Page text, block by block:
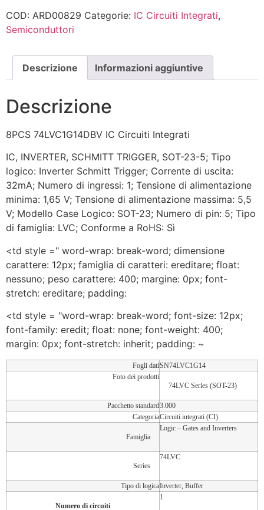
COD: ARD00829 Categorie: IC Circuiti Integrati,
Semiconduttori
Descrizione Informazioni aggiuntive
Descrizione
8PCS 74LVC1G14DBV IC Circuiti Integrati
IC, INVERTER, SCHMITT TRIGGER, SOT-23-5; Tipo
logico: Inverter Schmitt Trigger; Corrente di uscita:
32mA; Numero di ingressi: 1; Tensione di alimentazione
minima: 1,65 V; Tensione di alimentazione massima: 5,5
V; Modello Case Logico: SOT-23; Numero di pin: 5; Tipo
di famiglia: LVC; Conforme a RoHS: Sì
<td style =" word-wrap: break-word; dimensione
carattere: 12px; famiglia di caratteri: ereditare; float:
nessuno; peso carattere: 400; margine: 0px; font-
stretch: ereditare; padding:
<td style = "word-wrap: break-word; font-size: 12px;
font-family: eredit; float: none; font-weight: 400;
margin: 0px; font-stretch: inherit; padding: ~
Fogli datiSN74LVC1G14
Foto dei prodotti
74LVC Series (SOT-23)
Pacchetto standard3.000
CategoriaCircuiti integrati (CI)
Famiglia
Logic – Gates and Inverters
Series
74LVC
Tipo di logicaInverter, Buffer
Numero di circuiti
1